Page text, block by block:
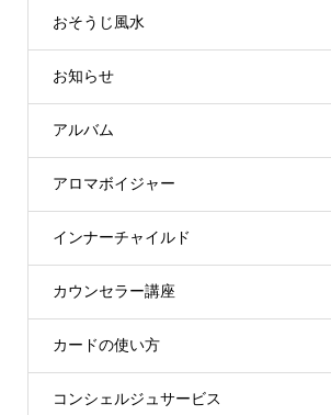
おそうじ風水
お知らせ
アルバム
アロマボイジャー
インナーチャイルド
カウンセラー講座
カードの使い方
コンシェルジュサービス